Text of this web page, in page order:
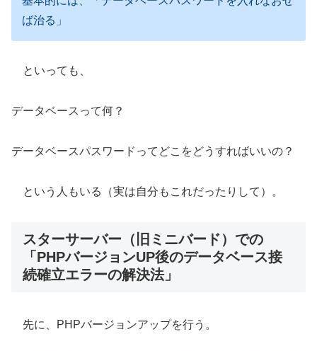
ば治る」
といっても、
データベースって何？
データベースパスワードってどこをどうすればいいの？
という人もいる（実は自分もこれだったりして）。
スターサーバー（旧ミニバード）での
「PHPバージョンUP後のデータベース接
続確立エラーの解決法」
先に、PHPバージョンアップを行う。